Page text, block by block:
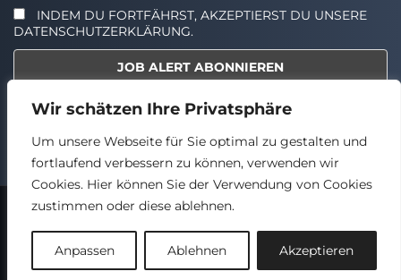
Wir schätzen Ihre Privatsphäre
Um unsere Webseite für Sie optimal zu gestalten und
fortlaufend verbessern zu können, verwenden wir
Cookies. Hier können Sie der Verwendung von Cookies
zustimmen oder diese ablehnen.
Anpassen Ablehnen Akzeptieren
INDEM DU FORTFÄHRST, AKZEPTIERST DU UNSERE
DATENSCHUTZERKLÄRUNG.
Select the widget you want to show.
Back
to